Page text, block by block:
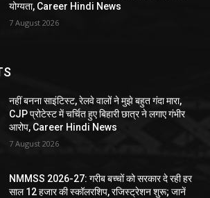
योग्यता, Career Hindi News
7 August 2026
नहीं बनना साइंटिस्ट, रेलवे वालों ने मुझे बहुत गंदा मारा,
CJP प्रोटेस्ट में चर्चित हुए बिहारी छात्र ने लगाए गंभीर
आरोप, Career Hindi News
7 August 2026
NMMSS 2026-27: गरीब बच्चों को सरकार दे रही हर
साल 12 हजार की स्कॉलरशिप, रजिस्ट्रेशन शुरू; जानें